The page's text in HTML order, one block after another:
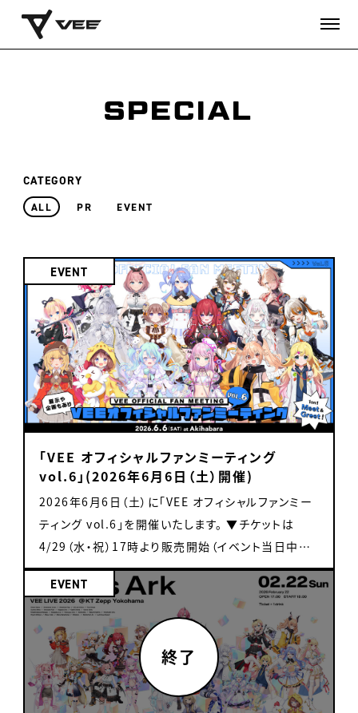
SPECIAL
CATEGORY
ALL PR EVENT
EVENT
「VEE オフィシャルファンミーティング
vol.6」(2026年6月6日（土）開催)
2026年6月6日（土）に「VEE オフィシャルファンミー
ティング vol.6」を開催いたします。 ▼チケットは
4/29（水・祝）17時より販売開始（イベント当日中も
販売） https://livepocket.jp/e/vee-fan-
meeting-vol6 1on1ミーグリチケットは、各日程・
各タレントごとに お客様1名につき「2枚まで」購入可
能です。 後日チケットに余裕がある場合、購入可能枚
数制限を解除します。 VEE オフィシャルファンミーテ
ィング vol.6 開催日程 2026年6月6日（土） 1on1ミ
ーグリ スケジュール 10:30〜 会場整列開始
EVENT